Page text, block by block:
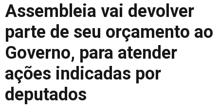
Assembleia vai devolver
parte de seu orçamento ao
Governo, para atender
ações indicadas por
deputados